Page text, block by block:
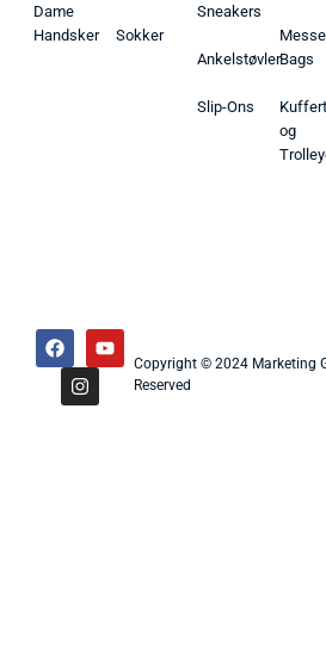
Dame
Handsker
Sokker
Sneakers
Ankelstøvler
Slip-Ons
Bags
og
Copyright © 2024 Marketing
Reserved